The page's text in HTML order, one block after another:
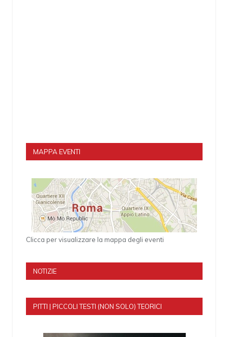
MAPPA EVENTI
Clicca per visualizzare la mappa degli eventi
NOTIZIE
PITTI | PICCOLI TESTI (NON SOLO) TEORICI